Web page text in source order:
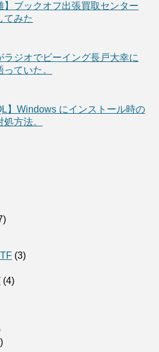
】ブックオフ出張買取センター
てみた
ラジオでビーイング長戸大幸に
ていた。
】Windows にインストール時の
方法。
(3)
(4)